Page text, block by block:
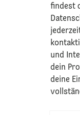
findest
und
dein
deine